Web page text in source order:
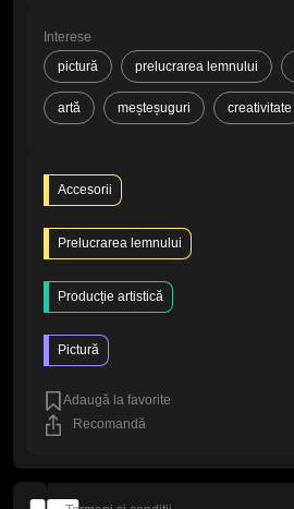
Interese
pictură
prelucrarea lemnului
artă meșteșuguri creativitate
Accesorii
Prelucrarea lemnului
Producție artistică
Pictură
Adaugă la favorite
Recomandă